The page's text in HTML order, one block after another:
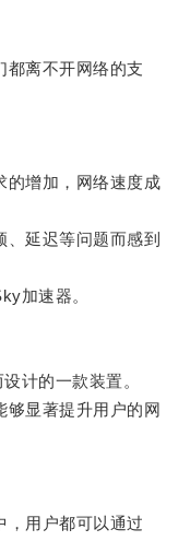
离不开网络的支
增加，网络速度成
延迟等问题而感到
加速器。
计的一款装置。
显著提升用户的网
用户都可以通过